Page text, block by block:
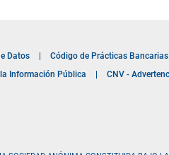
Datos Código de Prácticas Bancarias
Información Pública
CNV -